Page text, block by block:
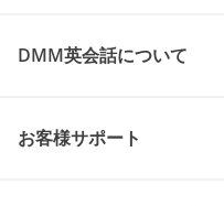
DMM英会話について
お客様サポート